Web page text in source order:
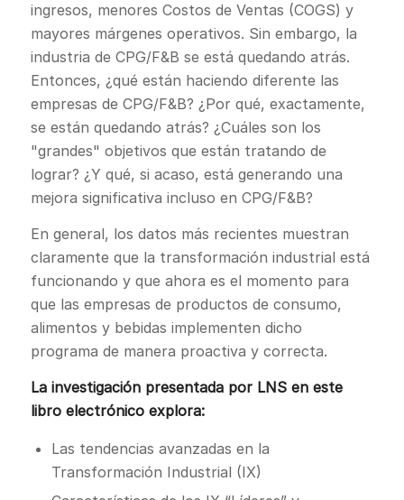
ingresos, menores Costos de Ventas (COGS) y
mayores márgenes operativos. Sin embargo, la
industria de CPG/F&B se está quedando atrás.
Entonces, ¿qué están haciendo diferente las
empresas de CPG/F&B? ¿Por qué, exactamente,
se están quedando atrás? ¿Cuáles son los
"grandes" objetivos que están tratando de
lograr? ¿Y qué, si acaso, está generando una
mejora significativa incluso en CPG/F&B?
En general, los datos más recientes muestran
claramente que la transformación industrial está
funcionando y que ahora es el momento para
que las empresas de productos de consumo,
alimentos y bebidas implementen dicho
programa de manera proactiva y correcta.
La investigación presentada por LNS en este
libro electrónico explora:
Las tendencias avanzadas en la
Transformación Industrial (IX)